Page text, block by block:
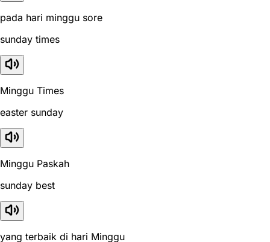
pada hari minggu sore
sunday times
Minggu Times
easter sunday
Minggu Paskah
sunday best
yang terbaik di hari Minggu